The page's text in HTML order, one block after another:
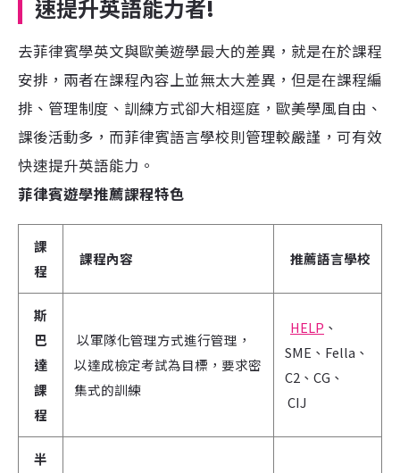
速提升英語能力者!
去菲律賓學英文與歐美遊學最大的差異，就是在於課程
安排，兩者在課程內容上並無太大差異，但是在課程編
排、管理制度、訓練方式卻大相逕庭，歐美學風自由、
課後活動多，而菲律賓語言學校則管理較嚴謹，可有效
快速提升英語能力。
菲律賓遊學推薦課程特色
課
程
課程內容 推薦語言學校
斯
巴
達
課
程
以軍隊化管理方式進行管理，
以達成檢定考試為目標，要求密
集式的訓練
HELP 、
SME、Fella、
C2、CG、
CIJ
半